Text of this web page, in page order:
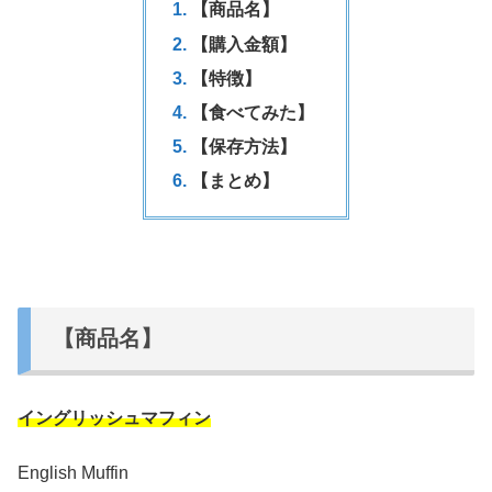
【商品名】
【購入金額】
【特徴】
【食べてみた】
【保存方法】
【まとめ】
【商品名】
イングリッシュマフィン
English Muffin